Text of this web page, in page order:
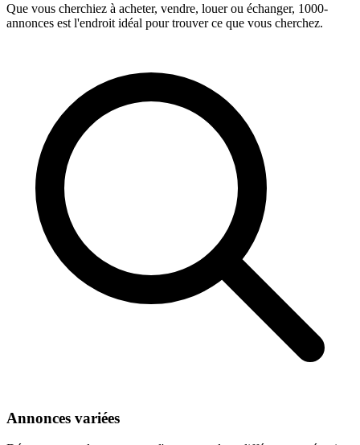
Que vous cherchiez à acheter, vendre, louer ou échanger, 1000-
annonces est l'endroit idéal pour trouver ce que vous cherchez.
Annonces variées